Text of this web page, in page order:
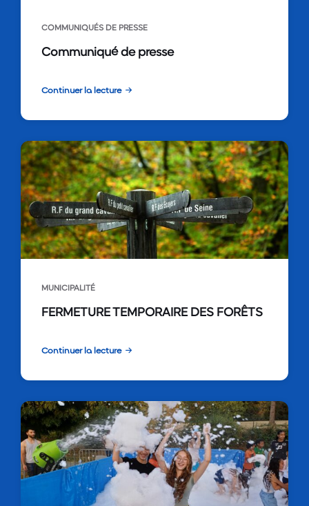
COMMUNIQUÉS DE PRESSE
Communiqué de presse
Continuer la lecture
MUNICIPALITÉ
FERMETURE TEMPORAIRE DES FORÊTS
Continuer la lecture